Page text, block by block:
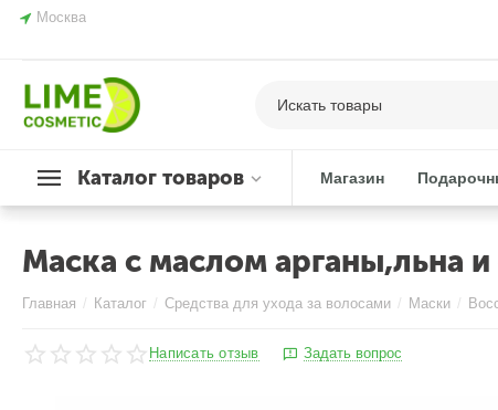
Москва
Каталог товаров Магазин
Маска с маслом арганы,льна
Главная / Каталог / Средства для ухода за волосами / Маски /
Написать отзыв Задать вопрос